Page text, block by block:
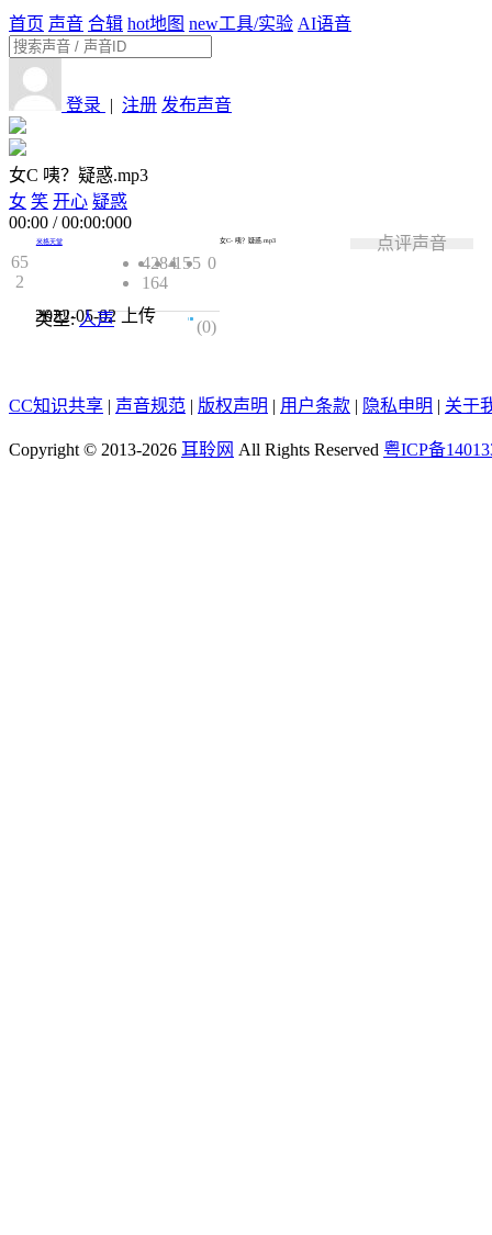
首页 声音 合辑 hot地图 new工具/实验 AI语音
登录 | 注册 发布声音
女C 咦？疑惑.mp3
女 笑 开心 疑惑
00:00 /00:00:000
65
2
米格天堂
4284155 0
164
2022-05-02上传
类型:人声 0.0
(0)
女C- 咦？疑惑.mp3 点评声音
CC知识共享 | 声音规范 | 版权声明 | 用户条款 | 隐私申明 | 关于
Copyright © 2013-2026 耳聆网 All Rights Reserved 粤ICP备